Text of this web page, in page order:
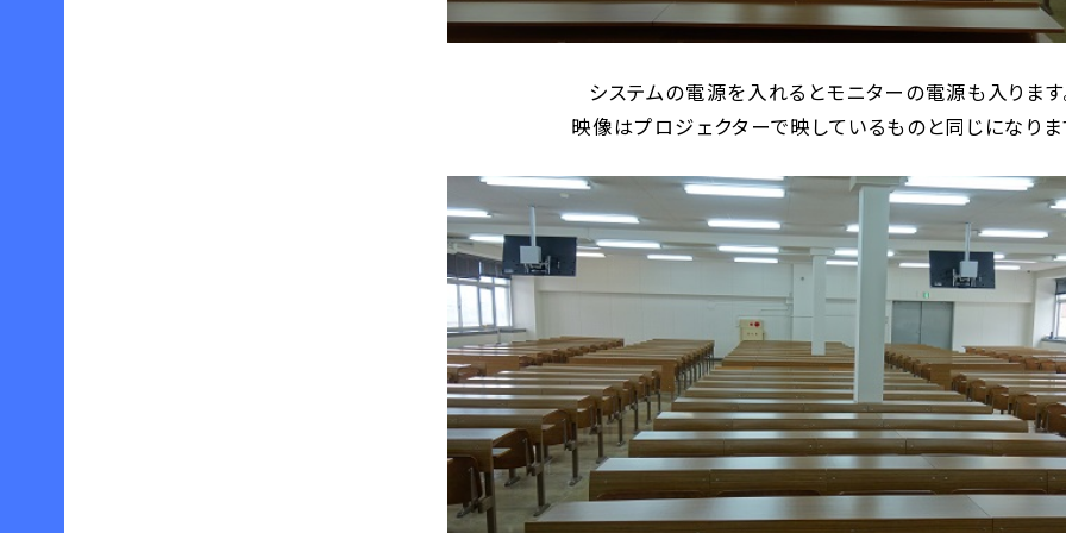
システムの電源を入れるとモニターの電源も入ります
映像はプロジェクターで映しているものと同じになりま